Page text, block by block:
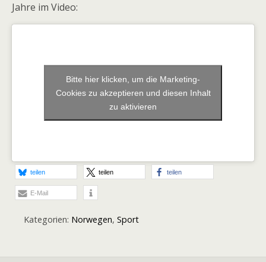
Jahre im Video:
Bitte hier klicken, um die Marketing-
Cookies zu akzeptieren und diesen Inhalt
zu aktivieren
teilen teilen teilen
E-Mail
Kategorien: Norwegen, Sport